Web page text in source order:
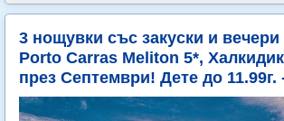
3 нощувки със закуски и вечери
Porto Carras Meliton 5*,
през Септември! Дете до 11.99г.